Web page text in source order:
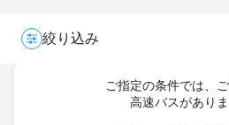
絞り込み
ご指定の条件では、
高速バスがありま